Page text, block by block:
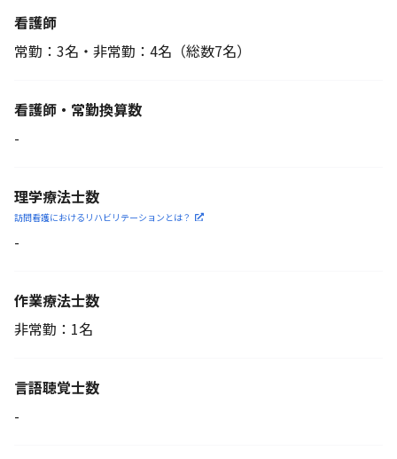
看護師
常勤：3名・非常勤：4名 （総数7名）
看護師・常勤換算数
-
理学療法士数
訪問看護におけるリハビリ テーションとは？
-
作業療法士数
非常勤：1名
言語聴覚士数
-